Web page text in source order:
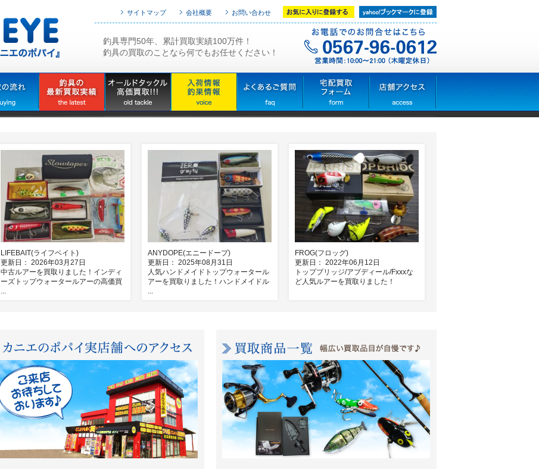
サイトマップ 会社概要 お問い合わせ
釣具専門50年、累計買取実績100万件！
釣具の買取のことなら何でもお任せください！
LIFEBAIT(ライフベイト)
更新日： 2026年03月27日
中古ルアーを買取りました！インディ
ーズトップウォータールアーの高価買
...
ANYDOPE(エニードープ)
更新日： 2025年08月31日
人気ハンドメイドトップウォータール
アーを買取りました！ハンドメイドル
...
FROG(フロッグ)
更新日： 2022年06月12日
トップブリッジ/アブディール/Fxxxな
ど人気ルアーを買取りました！